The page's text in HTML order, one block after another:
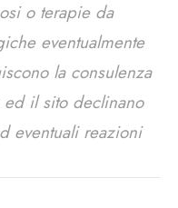
o terapie da
eventualmente
la consulenza
ed il sito declinano
eventuali reazioni